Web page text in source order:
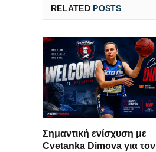
RELATED POSTS
Σημαντική ενίσχυση με
Cvetanka Dimova για τον